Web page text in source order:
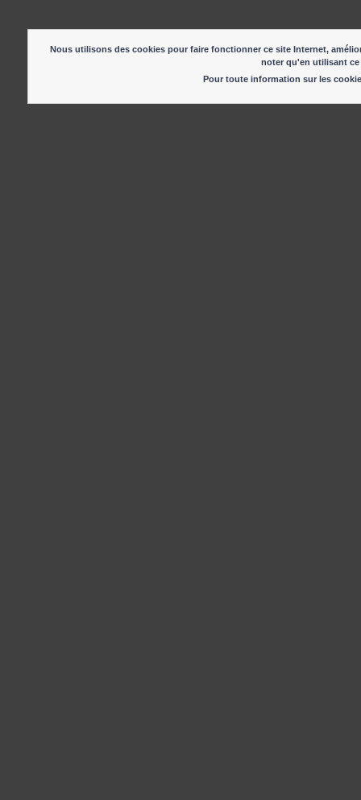
Nous utilisons des cookies pour faire fonctionner ce site Internet,
noter qu'en utilisant
Pour toute information sur les